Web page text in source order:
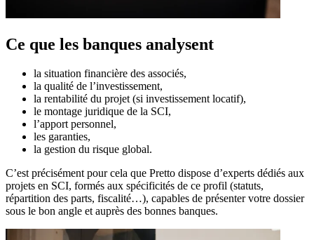
Ce que les banques analysent
la situation financière des associés,
la qualité de l’investissement,
la rentabilité du projet (si investissement locatif),
le montage juridique de la SCI,
l’apport personnel,
les garanties,
la gestion du risque global.
C’est précisément pour cela que Pretto dispose d’experts dédiés aux
projets en SCI, formés aux spécificités de ce profil (statuts,
répartition des parts, fiscalité…), capables de présenter votre dossier
sous le bon angle et auprès des bonnes banques.